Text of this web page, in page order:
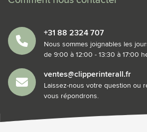
+31 88 2324 707
Nous sommes joignables les
de 9:00 à 12:00 - 13:30 à 17:00
ventes@clipperinterall.fr
Laissez-nous votre question ou
vous répondrons.